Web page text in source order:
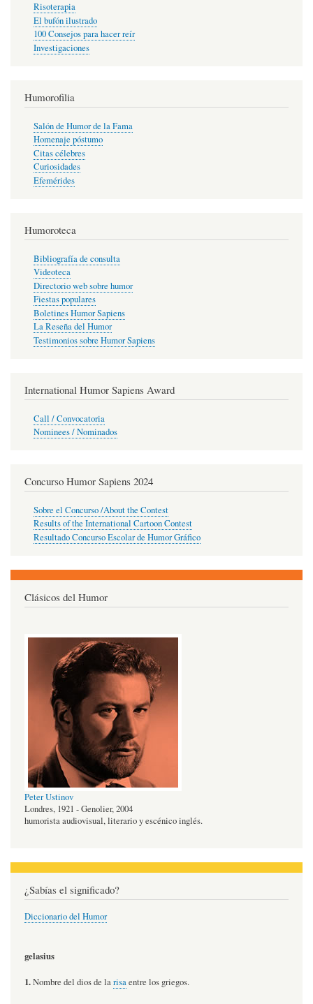
Risoterapia
El bufón ilustrado
100 Consejos para hacer reír
Investigaciones
Humorofilia
Salón de Humor de la Fama
Homenaje póstumo
Citas célebres
Curiosidades
Efemérides
Humoroteca
Bibliografía de consulta
Videoteca
Directorio web sobre humor
Fiestas populares
Boletines Humor Sapiens
La Reseña del Humor
Testimonios sobre Humor Sapiens
International Humor Sapiens Award
Call / Convocatoria
Nominees / Nominados
Concurso Humor Sapiens 2024
Sobre el Concurso /About the Contest
Results of the International Cartoon Contest
Resultado Concurso Escolar de Humor Gráfico
Clásicos del Humor
Peter Ustinov
Londres, 1921 - Genolier, 2004
humorista audiovisual, literario y escénico inglés.
¿Sabías el significado?
Diccionario del Humor
gelasius
1.Nombre del dios de larisaentre los griegos.